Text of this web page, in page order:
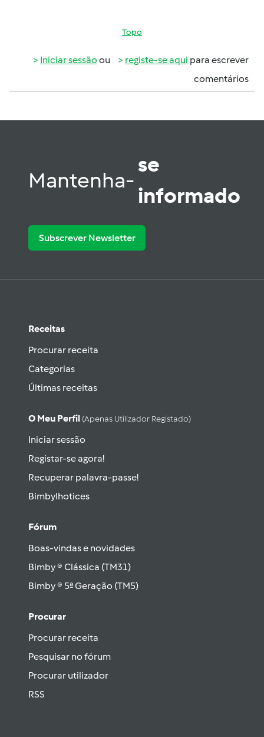
Topo
Iniciar sessão ou registe-se aqui para escrever
comentários
Mantenha-
se
informado
Subscrever Newsletter
Receitas
Procurar receita
Categorias
Últimas receitas
O Meu Perfil (apenas Utilizador Registado)
Iniciar sessão
Registar-se agora!
Recuperar palavra-passe!
Bimbylhotices
Fórum
Boas-vindas e novidades
Bimby ® Clássica (TM31)
Bimby ® 5ª Geração (TM5)
Procurar
Procurar receita
Pesquisar no fórum
Procurar utilizador
RSS